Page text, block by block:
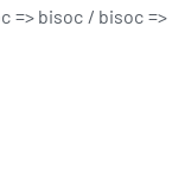
=> bisoc / bisoc =>